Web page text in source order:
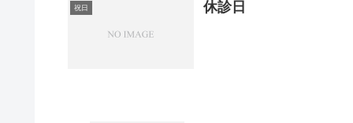
祝日 休診日